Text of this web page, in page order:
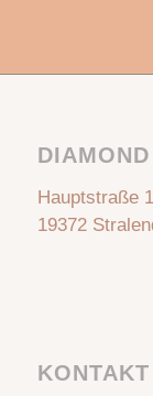
Hauptstraße
19372
KONTAKT